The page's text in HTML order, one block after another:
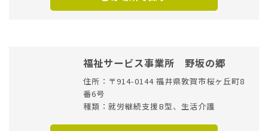
福祉サービス事業所 野坂の郷
住所：〒914-0144 福井県敦賀市桜ヶ丘町8
番6号
種類：就労継続支援B型、生活介護